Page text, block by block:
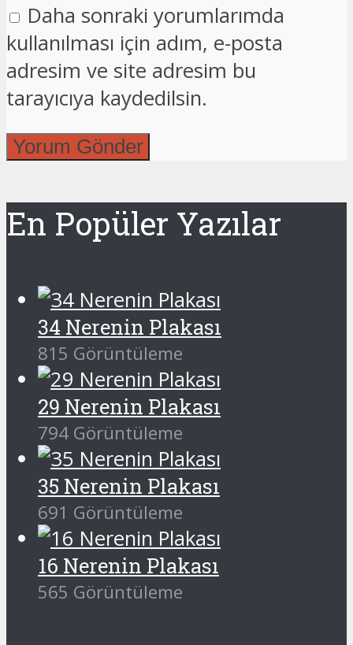
Daha sonraki yorumlarımda
kullanılması için adım, e-posta
adresim ve site adresim bu
tarayıcıya kaydedilsin.
En Popüler Yazılar
34 Nerenin Plakası
815 Görüntüleme
29 Nerenin Plakası
794 Görüntüleme
35 Nerenin Plakası
691 Görüntüleme
16 Nerenin Plakası
565 Görüntüleme